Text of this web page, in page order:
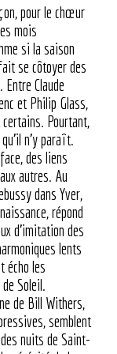
pour le chœur
mois
si la saison
se côtoyer des
Claude
et Philip Glass,
Pourtant,
n’y paraît.
des liens
autres. Au
dans Yver,
répond
d’imitation des
lents
écho les
Soleil.
de Bill Withers,
semblent
nuits de Saint-